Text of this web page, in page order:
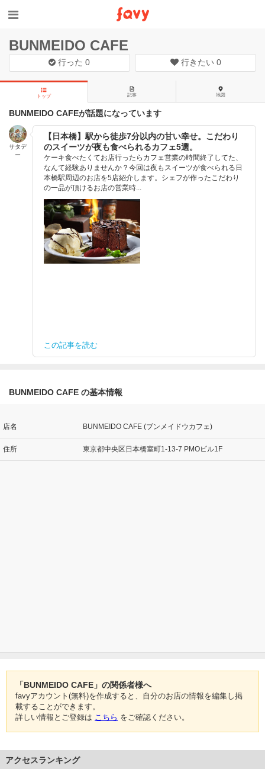
BUNMEIDO CAFE
行った0 行きたい 0
トップ 記事 地図
BUNMEIDO CAFEが話題になっています
サタデ
ー
【日本橋】駅から徒歩7分以内の甘い幸せ。こだわり
のスイーツが夜も食べられるカフェ5選。
ケーキ食べたくてお店行ったらカフェ営業の時間終了してた、
なんて経験ありませんか？今回は夜もスイーツが食べられる日
本橋駅周辺のお店を5店紹介します。シェフが作ったこだわり
の一品が頂けるお店の営業時...
この記事を読む
BUNMEIDO CAFE の基本情報
店名 BUNMEIDO CAFE (ブンメイドウカフェ)
住所 東京都中央区日本橋室町1-13-7 PMOビル1F
「BUNMEIDO CAFE」の関係者様へ
favyアカウント(無料)を作成すると、自分のお店の情報を編集し掲
載することができます。
詳しい情報とご登録は こちら をご確認ください。
アクセスランキング